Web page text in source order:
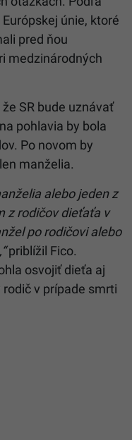
únie, ktoré
pred ňou
medzinárodných
SR bude uznávať
pohlavia by bola
Po novom by
manželia.
alebo jeden z
z rodičov dieťaťa v
po rodičovi alebo
priblížil Fico.
osvojiť dieťa aj
v prípade smrti